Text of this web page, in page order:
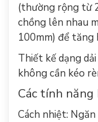
(thường rộng từ
chồng lên nhau
100mm) để tăng
Thiết kế dạng
không cần kéo
Các tính
Cách nhiệt: